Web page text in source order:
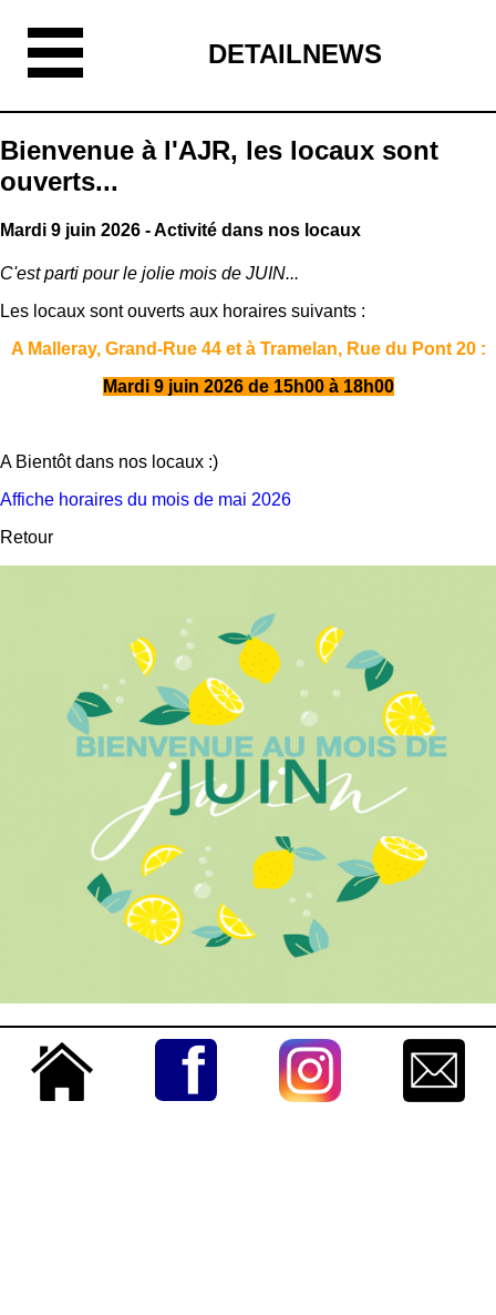
DETAILNEWS
Bienvenue à l'AJR, les locaux sont
ouverts...
Mardi 9 juin 2026 - Activité dans nos locaux
C'est parti pour le jolie mois de JUIN...
Les locaux sont ouverts aux horaires suivants :
A Malleray, Grand-Rue 44 et à Tramelan, Rue du Pont 20 :
Mardi 9 juin 2026 de 15h00 à 18h00
A Bientôt dans nos locaux :)
Affiche horaires du mois de mai 2026
Retour